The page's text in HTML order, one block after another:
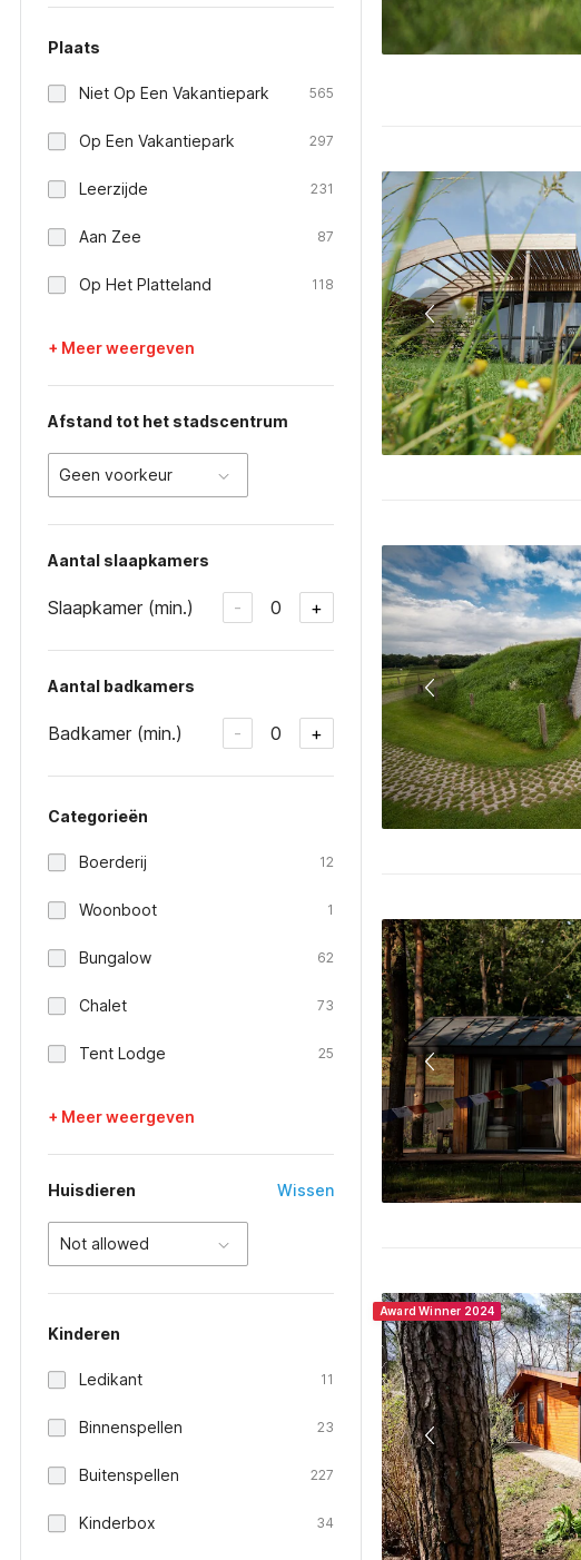
Plaats
Niet Op Een Vakantiepark 565
Op Een Vakantiepark 297
Leerzijde 231
Aan Zee 87
Op Het Platteland 118
+ Meer weergeven
Afstand tot het stadscentrum
Geen voorkeur
Aantal slaapkamers
Slaapkamer (min.) - 0 +
Aantal badkamers
Badkamer (min.) - 0 +
Categorieën
Boerderij 12
Woonboot 1
Bungalow 62
Chalet 73
Tent Lodge 25
+ Meer weergeven
Huisdieren Wissen
Not allowed
Kinderen
Ledikant 11
Binnenspellen 23
Buitenspellen 227
Kinderbox 34
Award Winner 2024